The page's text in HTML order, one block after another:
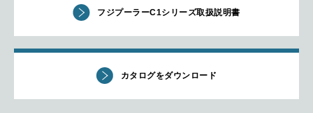
フジプーラーC1シリーズ取扱説明書
カタログをダウンロード